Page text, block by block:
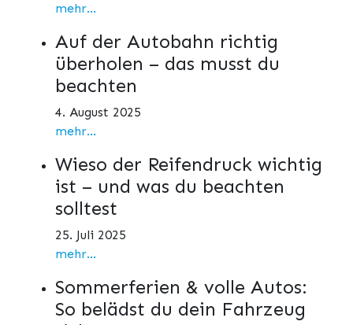
mehr...
Auf der Autobahn richtig
überholen – das musst du
beachten
4. August 2025
mehr...
Wieso der Reifendruck wichtig
ist – und was du beachten
solltest
25. Juli 2025
mehr...
Sommerferien & volle Autos:
So belädst du dein Fahrzeug